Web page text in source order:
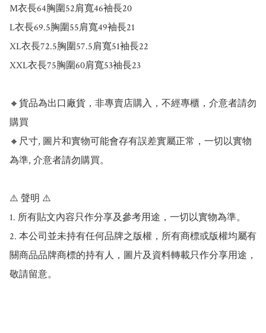
M衣長64胸圍52肩寬46袖長20
L衣長69.5胸圍55肩寬49袖長21
XL衣長72.5胸圍57.5肩寬51袖長22
XXL衣長75胸圍60肩寬53袖長23
🔸貨品為出口廠貨，非專賣店購入，不經專櫃，介意者請勿
購買
🔸尺寸, 圖片和實物可能會存有誤差實屬正常，一切以實物
為準, 介意者請勿購買。
⚠️ 聲明 ⚠️
1. 所有貼文內容只作分享及參考用途，一切以實物為準。
2. 本公司並未持有任何品牌之版權，所有商標或版權均屬有
關商品品牌商標的持有人，圖片及資料轉載只作分享用途，
敬請留意。